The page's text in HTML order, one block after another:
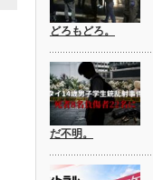
どろもどろ。
だ不明。